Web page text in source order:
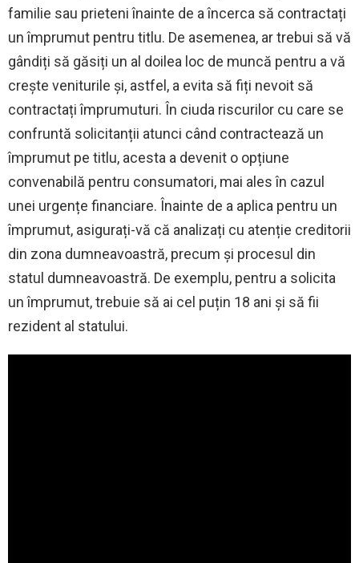
familie sau prieteni înainte de a încerca să contractați
un împrumut pentru titlu. De asemenea, ar trebui să vă
gândiți să găsiți un al doilea loc de muncă pentru a vă
crește veniturile și, astfel, a evita să fiți nevoit să
contractați împrumuturi. În ciuda riscurilor cu care se
confruntă solicitanții atunci când contractează un
împrumut pe titlu, acesta a devenit o opțiune
convenabilă pentru consumatori, mai ales în cazul
unei urgențe financiare. Înainte de a aplica pentru un
împrumut, asigurați-vă că analizați cu atenție creditorii
din zona dumneavoastră, precum și procesul din
statul dumneavoastră. De exemplu, pentru a solicita
un împrumut, trebuie să ai cel puțin 18 ani și să fii
rezident al statului.